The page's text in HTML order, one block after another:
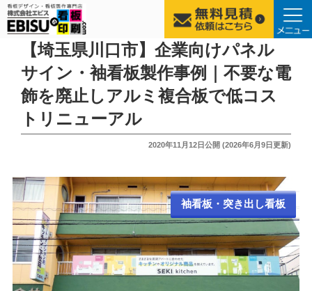
【埼玉県川口市】企業向けパネル
サイン・袖看板製作事例｜不要な電
飾を廃止しアルミ複合板で低コス
トリニューアル
投
2020年11月12日公開 (2026年6月9日更新)
袖看板・突き出し看板